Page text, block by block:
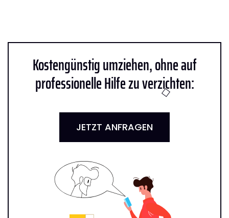
Kostengünstig umziehen, ohne auf
professionelle Hilfe zu verzichten:
JETZT ANFRAGEN